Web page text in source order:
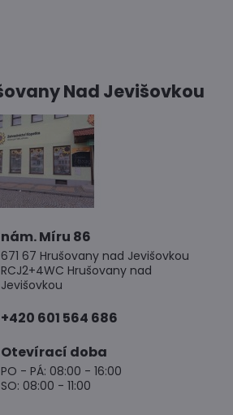
Nad Jevišovkou
nám​. Míru 86
671 67 Hrušovany nad Jevišovkou
RCJ2+4WC Hrušovany nad
Jevišovkou
+420 601 564 686
Otevírací doba
PO - PÁ: 08:00 - 16:00
SO: 08:00 - 11:00